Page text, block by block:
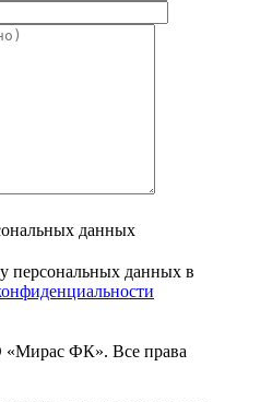
данных
персональных данных в
ФК». Все права